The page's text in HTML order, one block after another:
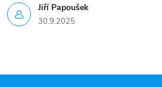
Jiří Papoušek
30.9.2025